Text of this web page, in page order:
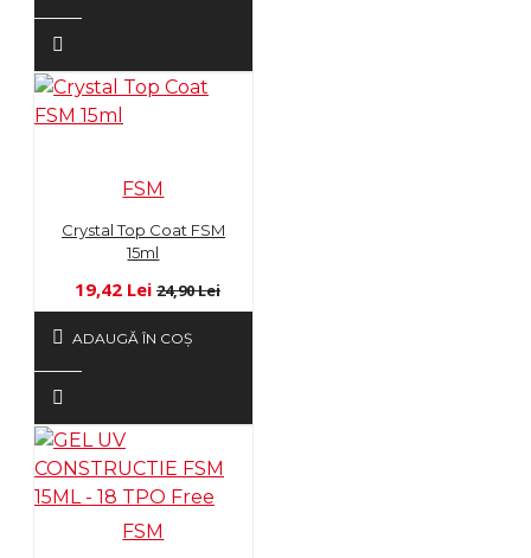
FSM
Crystal Top Coat FSM
15ml
19,42 Lei 24,90 Lei
ADAUGĂ ÎN COŞ
FSM